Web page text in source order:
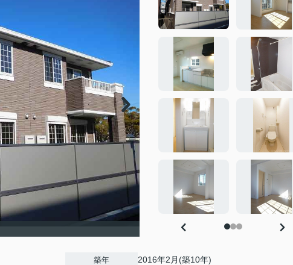
築年 2016年2月(築10年)